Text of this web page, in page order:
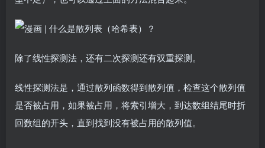
除了线性探测法，还有二次探测还有双重探测。
线性探测法是，通过散列函数得到散列值，检查这个散列值
是否被占用，如果被占用，将索引增大，到达数组结尾时折
回数组的开头，直到找到没有被占用的散列值。